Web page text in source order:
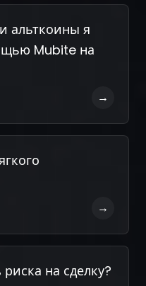
альткоины я
Mubite на
→
→
на сделку?